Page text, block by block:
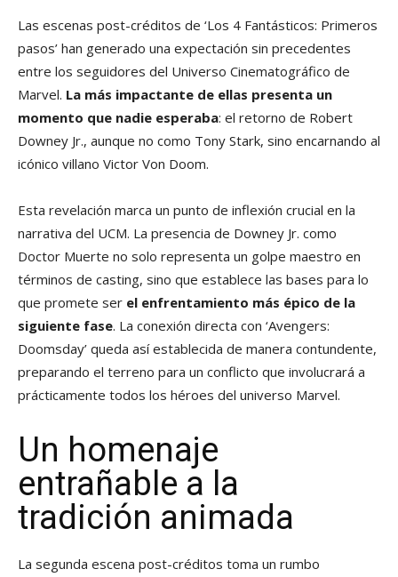
Las escenas post-créditos de ‘Los 4 Fantásticos: Primeros
pasos’ han generado una expectación sin precedentes
entre los seguidores del Universo Cinematográfico de
Marvel. La más impactante de ellas presenta un
momento que nadie esperaba: el retorno de Robert
Downey Jr., aunque no como Tony Stark, sino encarnando al
icónico villano Victor Von Doom.
Esta revelación marca un punto de inflexión crucial en la
narrativa del UCM. La presencia de Downey Jr. como
Doctor Muerte no solo representa un golpe maestro en
términos de casting, sino que establece las bases para lo
que promete ser el enfrentamiento más épico de la
siguiente fase. La conexión directa con ‘Avengers:
Doomsday’ queda así establecida de manera contundente,
preparando el terreno para un conflicto que involucrará a
prácticamente todos los héroes del universo Marvel.
Un homenaje
entrañable a la
tradición animada
La segunda escena post-créditos toma un rumbo